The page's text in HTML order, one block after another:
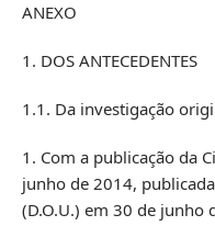
ANEXO
1. DOS ANTECEDENTES
1.1. Da investigação
1. Com a publicação da
junho de 2014,
(D.O.U.) em 30 de junho